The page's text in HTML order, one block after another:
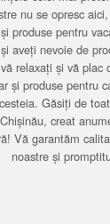
nu se opresc
produse pentru
aveți nevoie de
relaxați și vă plac
și produse pentru
Găsiți de
creat
Vă garantăm
noastre și